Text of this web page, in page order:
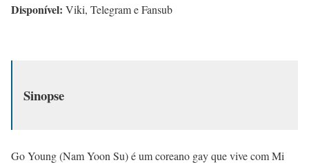
Disponível: Viki, Telegram e Fansub
Sinopse
Go Young (Nam Yoon Su) é um coreano gay que vive com Mi